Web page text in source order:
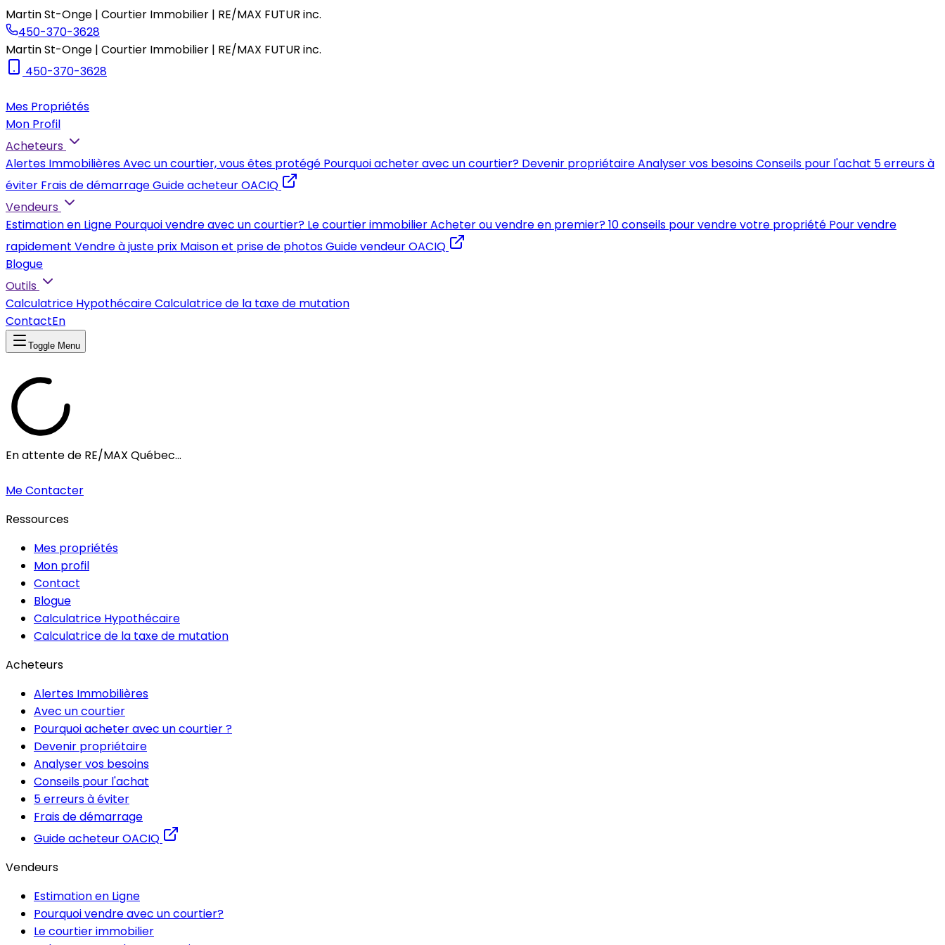
Martin St-Onge | Courtier Immobilier | RE/MAX FUTUR inc.
450-370-3628
Martin St-Onge | Courtier Immobilier | RE/MAX FUTUR inc.
450-370-3628
Mes Propriétés
Mon Profil
Acheteurs
Alertes ImmobilièresAvec un courtier, vous êtes protégé Pourquoi acheter avec un courtier? Devenir propriétaireAnalyser vos besoinsConseils pour l'achat 5 erreurs à
éviter Frais de démarrageGuide acheteur OACIQ
Vendeurs
Estimation en Ligne Pourquoi vendre avec un courtier? Le courtier immobilierAcheter ou vendre en premier?10 conseils pour vendre votre propriété Pour vendre
rapidement Vendre à juste prix Maison et prise de photosGuide vendeur OACIQ
Blogue
Outils
Calculatrice HypothécaireCalculatrice de la taxe de mutation
ContactEn
Toggle Menu
En attente de RE/MAX Québec...
Me Contacter
Ressources
Mes propriétés
Mon profil
Contact
Blogue
Calculatrice Hypothécaire
Calculatrice de la taxe de mutation
Acheteurs
Alertes Immobilières
Avec un courtier
Pourquoi acheter avec un courtier ?
Devenir propriétaire
Analyser vos besoins
Conseils pour l'achat
5 erreurs à éviter
Frais de démarrage
Guide acheteur OACIQ
Vendeurs
Estimation en Ligne
Pourquoi vendre avec un courtier?
Le courtier immobilier